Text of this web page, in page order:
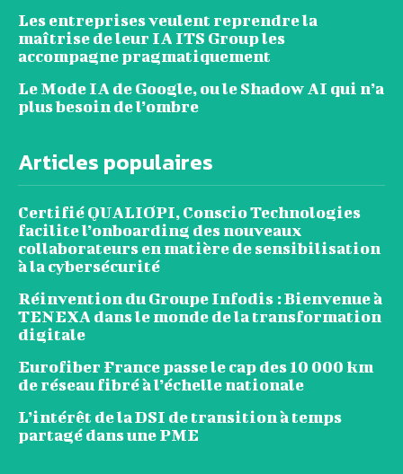
Les entreprises veulent reprendre la
maîtrise de leur IA ITS Group les
accompagne pragmatiquement
Le Mode IA de Google, ou le Shadow AI qui n’a
plus besoin de l’ombre
Articles populaires
Certifié QUALIOPI, Conscio Technologies
facilite l’onboarding des nouveaux
collaborateurs en matière de sensibilisation
à la cybersécurité
Réinvention du Groupe Infodis : Bienvenue à
TENEXA dans le monde de la transformation
digitale
Eurofiber France passe le cap des 10 000 km
de réseau fibré à l’échelle nationale
L’intérêt de la DSI de transition à temps
partagé dans une PME